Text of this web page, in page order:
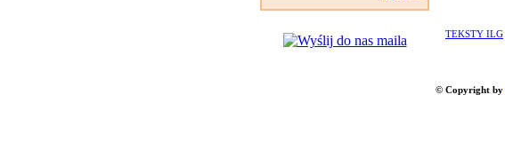
TEKSTY ILG
© Copyright by